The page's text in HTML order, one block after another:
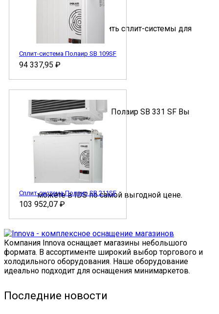
Сплит-система Полаир SB 109SF
94 337,95 ₽
Сплит-система Полаир SB 211SF
103 952,07 ₽
Компания Innova оснащает магазины небольшого
формата. В ассортименте широкий выбор торгового и
холодильного оборудования. Наше оборудование
идеально подходит для оснащения минимаркетов.
Последние новости